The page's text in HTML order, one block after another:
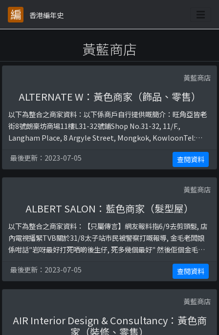
香港編年史
黃藍商店
黃藍商店
ALTERNATE W：黃色商家（飾品、零售）
以下為整合之商家資料：以下係商戶自行提供嘅簡介：旺角亞皆老
街8號朗豪坊商場11樓L31-32號鋪Shop No.31-32, 11/F.,
Langham Place, 8 Argyle Street, Mongkok, KowloonTel:
文：https://www.facebook.com/Alte ...
最後更新：2023-07-05 查閱資料
黃藍商店
ALBERT SALON：藍色商家（髮型屋）
以下為整合之商家資料：【只屬傳言】網友報料指6/9去剪頭髮, 店
內電視播緊TVB關於31/8太子站巿民被警察打嘅報導, 金毛老闆娘
係咁話"岩呀最好打死哂啲後生仔, 死多幾個最好" 然後佢個金毛女
試過鬧浸大學生講粗口應該被踢出校, 兩母女極藍反而老闆一向冇乜
出聲。
最後更新：2023-07-05 查閱資料
黃藍商店
AIR Interior Design & Consultancy：黃色商
家（裝修、零售）